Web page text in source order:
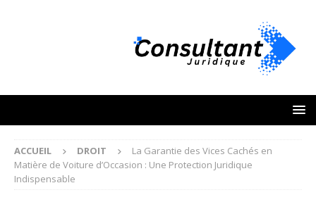
ACCUEIL DROIT
La Garantie des Vices Cachés en
Matière de Voiture d’Occasion : Une Protection Juridique
Indispensable